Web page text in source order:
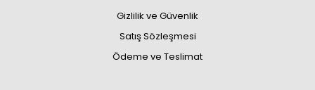
Gizlilik ve Güvenlik
Satış Sözleşmesi
Ödeme ve Teslimat